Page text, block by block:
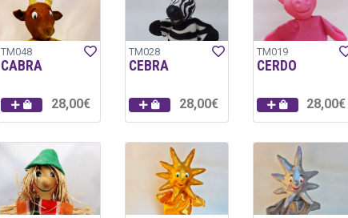
TM048
CABRA
28,00€
TM028
CEBRA
28,00€
TM019
CERDO
28,00€